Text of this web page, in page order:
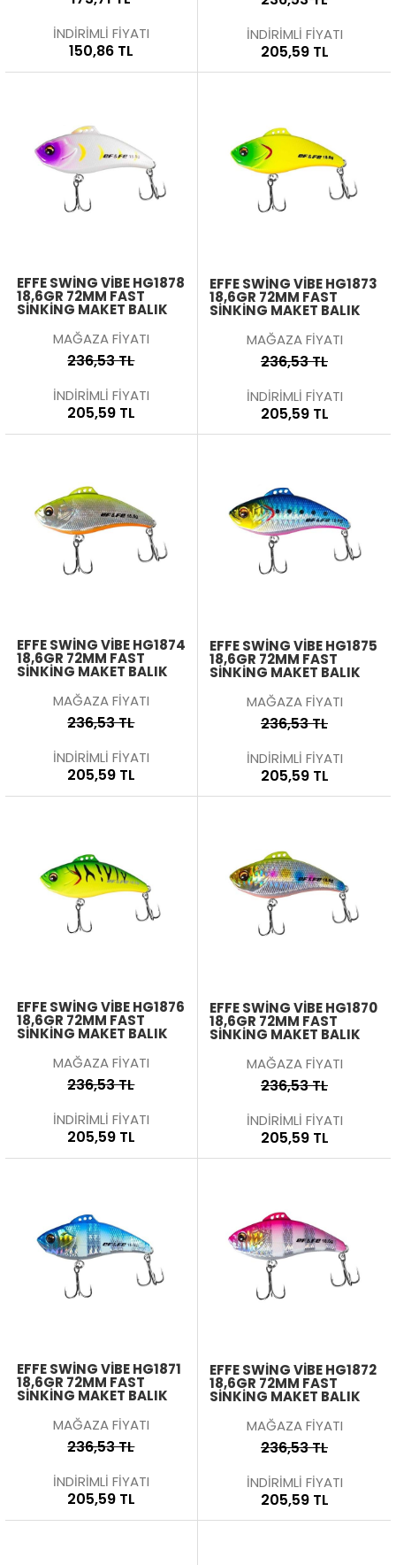
İNDİRİMLİ FİYATI
150,86 TL
İNDİRİMLİ FİYATI
205,59 TL
EFFE SWING VIBE HG1878
18,6GR 72MM FAST
SINKING MAKET BALIK
MAĞAZA FİYATI
236,53 TL
İNDİRİMLİ FİYATI
205,59 TL
EFFE SWING VIBE HG1873
18,6GR 72MM FAST
SINKING MAKET BALIK
MAĞAZA FİYATI
236,53 TL
İNDİRİMLİ FİYATI
205,59 TL
EFFE SWING VIBE HG1874
18,6GR 72MM FAST
SINKING MAKET BALIK
MAĞAZA FİYATI
236,53 TL
İNDİRİMLİ FİYATI
205,59 TL
EFFE SWING VIBE HG1875
18,6GR 72MM FAST
SINKING MAKET BALIK
MAĞAZA FİYATI
236,53 TL
İNDİRİMLİ FİYATI
205,59 TL
EFFE SWING VIBE HG1876
18,6GR 72MM FAST
SINKING MAKET BALIK
MAĞAZA FİYATI
236,53 TL
İNDİRİMLİ FİYATI
205,59 TL
EFFE SWING VIBE HG1870
18,6GR 72MM FAST
SINKING MAKET BALIK
MAĞAZA FİYATI
236,53 TL
İNDİRİMLİ FİYATI
205,59 TL
EFFE SWING VIBE HG1871
18,6GR 72MM FAST
SINKING MAKET BALIK
MAĞAZA FİYATI
236,53 TL
İNDİRİMLİ FİYATI
205,59 TL
EFFE SWING VIBE HG1872
18,6GR 72MM FAST
SINKING MAKET BALIK
MAĞAZA FİYATI
236,53 TL
İNDİRİMLİ FİYATI
205,59 TL